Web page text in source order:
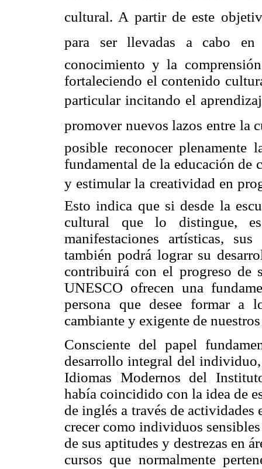
cultural. A partir de este
para ser llevadas a cabo en
conocimiento y la
fortaleciendo el contenido
particular incitando el
promover nuevos lazos entre
posible reconocer
fundamental de la educación de
y estimular la creatividad en
Esto indica que si desde la
cultural que lo distingue,
manifestaciones artísticas,
también podrá lograr su
contribuirá con el progreso de
UNESCO ofrecen una
persona que desee formar a
cambiante y exigente de
Consciente del papel
desarrollo integral del
Idiomas Modernos del
había coincidido con la idea de
de inglés a través de
crecer como individuos
de sus aptitudes y destrezas en
cursos que normalmente